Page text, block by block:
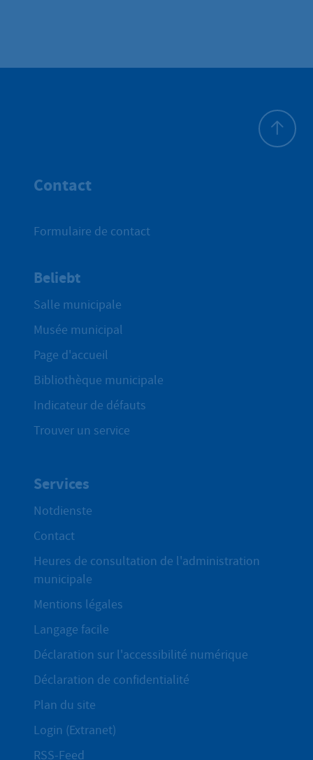
Contact
Formulaire de contact
Beliebt
Salle municipale
Musée municipal
Page d'accueil
Bibliothèque municipale
Indicateur de défauts
Trouver un service
Services
Notdienste
Contact
Heures de consultation de l'administration
municipale
Mentions légales
Langage facile
Déclaration sur l'accessibilité numérique
Déclaration de confidentialité
Plan du site
Login (Extranet)
RSS-Feed